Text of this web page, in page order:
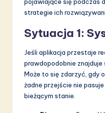
pojawiające się podczas
strategie ich
Sytuacja 1:
Jeśli aplikacja przestaje
prawdopodobnie
Może to się zdarzyć, gdy
żadne przejście nie
bieżącym stanie.